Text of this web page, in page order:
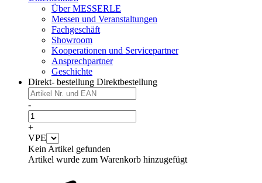
Über MESSERLE
Messen und Veranstaltungen
Fachgeschäft
Showroom
Kooperationen und Servicepartner
Ansprechpartner
Geschichte
Direkt- bestellung Direktbestellung
-
+
VPE
Kein Artikel gefunden
Artikel wurde zum Warenkorb hinzugefügt